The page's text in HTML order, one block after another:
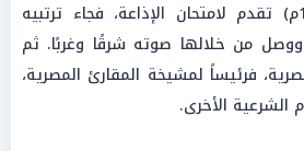
في سنة (1363هـ-1944م) تقدم لامتحان الإذاعة، فجاء ترتبيه
ووصل من خلالها صوته شرقًا وغربًا. ثم
فرئيساً لمشيخة المقارئ المصرية،
الشرعية الأخرى.